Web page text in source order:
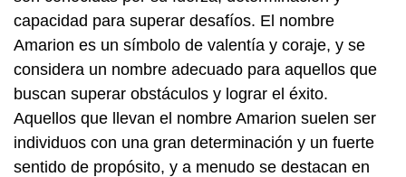
capacidad para superar desafíos. El nombre
Amarion es un símbolo de valentía y coraje, y se
considera un nombre adecuado para aquellos que
buscan superar obstáculos y lograr el éxito.
Aquellos que llevan el nombre Amarion suelen ser
individuos con una gran determinación y un fuerte
sentido de propósito, y a menudo se destacan en